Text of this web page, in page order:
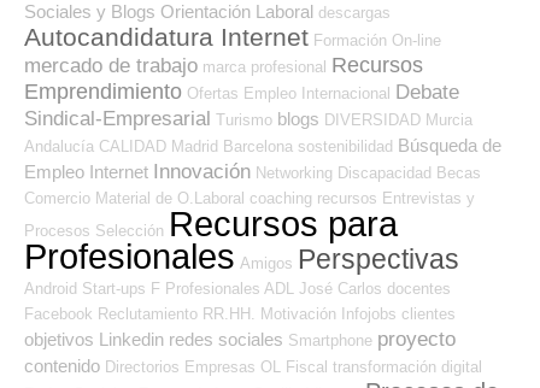
Sociales y Blogs Orientación Laboral descargas
Autocandidatura Internet Formación On-line
mercado de trabajo marca profesional Recursos
Emprendimiento Ofertas Empleo Internacional
Debate
Sindical-Empresarial Turismo blogs DIVERSIDAD Murcia
Andalucía CALIDAD Madrid Barcelona sostenibilidad Búsqueda de
Empleo Internet Innovación Networking Discapacidad Becas
Comercio Material de O.Laboral coaching recursos Entrevistas y
Procesos Selección Recursos para
Profesionales Amigos Perspectivas
Android Start-ups F Profesionales ADL José Carlos docentes
Facebook Reclutamiento RR.HH. Motivación Infojobs clientes
objetivos Linkedin redes sociales Smartphone proyecto
contenido Directorios Empresas OL Fiscal transformación digital